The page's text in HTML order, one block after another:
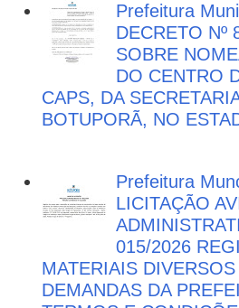
Prefeitura
DECRETO Nº
SOBRE
DO CENTRO
CAPS, DA
BOTUPORÃ, NO
Prefeitura
LICITAÇÃO
015/2026
MATERIAIS
DEMANDAS DA